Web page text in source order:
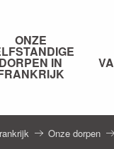
ONZE
DORPEN IN
Onze dorpen